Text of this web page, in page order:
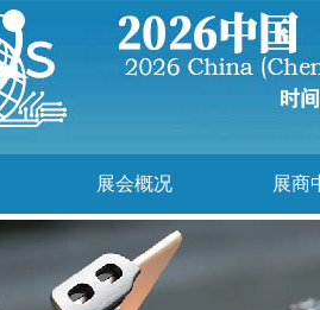
展会概况 展商